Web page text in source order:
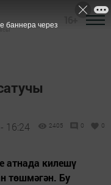
16:24 2405 0 0
атнада килешү
төшмәгән. Бу
баннера через